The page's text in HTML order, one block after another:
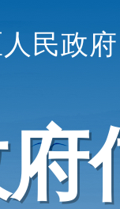
民政府